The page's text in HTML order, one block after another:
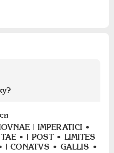
| IMPERATICI •
• | POST • LIMITES
| CONATVS • GALLIS •